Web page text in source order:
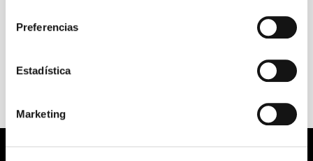
Preferencias
Estadística
Marketing